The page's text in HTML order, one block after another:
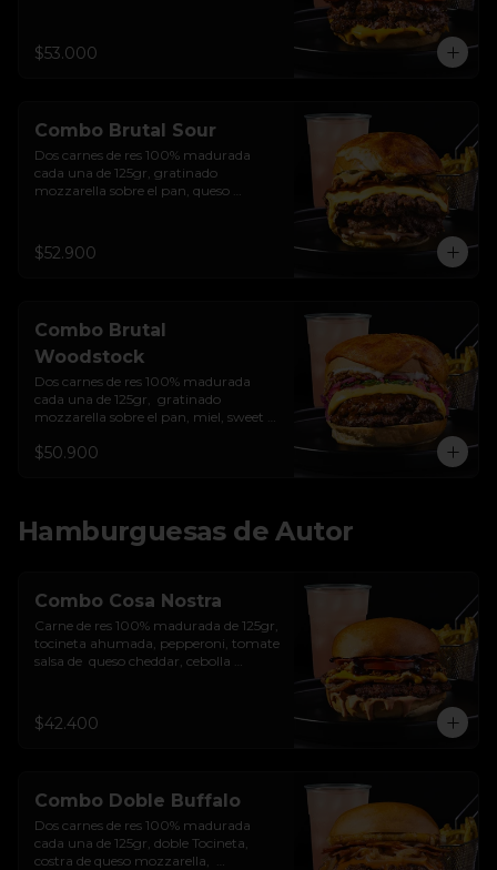
panko, encurtido de cebolla morada,
sour cream de sriracha levemente
$53.000
Combo Brutal Sour
Dos carnes de res 100% madurada
cada una de 125gr, gratinado
mozzarella sobre el pan, queso
sriracha, salsa rosada de pepinillos y
pan brioche sellado + papas + bebida
$52.900
Combo Brutal
Woodstock
Dos carnes de res 100% madurada
cada una de 125gr,  gratinado
mozzarella sobre el pan, miel, sweet
cebolla crocante, encurtido de cebolla,
$50.900
Hamburguesas de Autor
Combo Cosa Nostra
Carne de res 100% madurada de 125gr,
tocineta ahumada, pepperoni, tomate
salsa de  queso cheddar, cebolla
brioche sellado + papas + bebida de la
casa
$42.400
Combo Doble Buffalo
Dos carnes de res 100% madurada
cada una de 125gr, doble Tocineta,
costra de queso mozzarella,